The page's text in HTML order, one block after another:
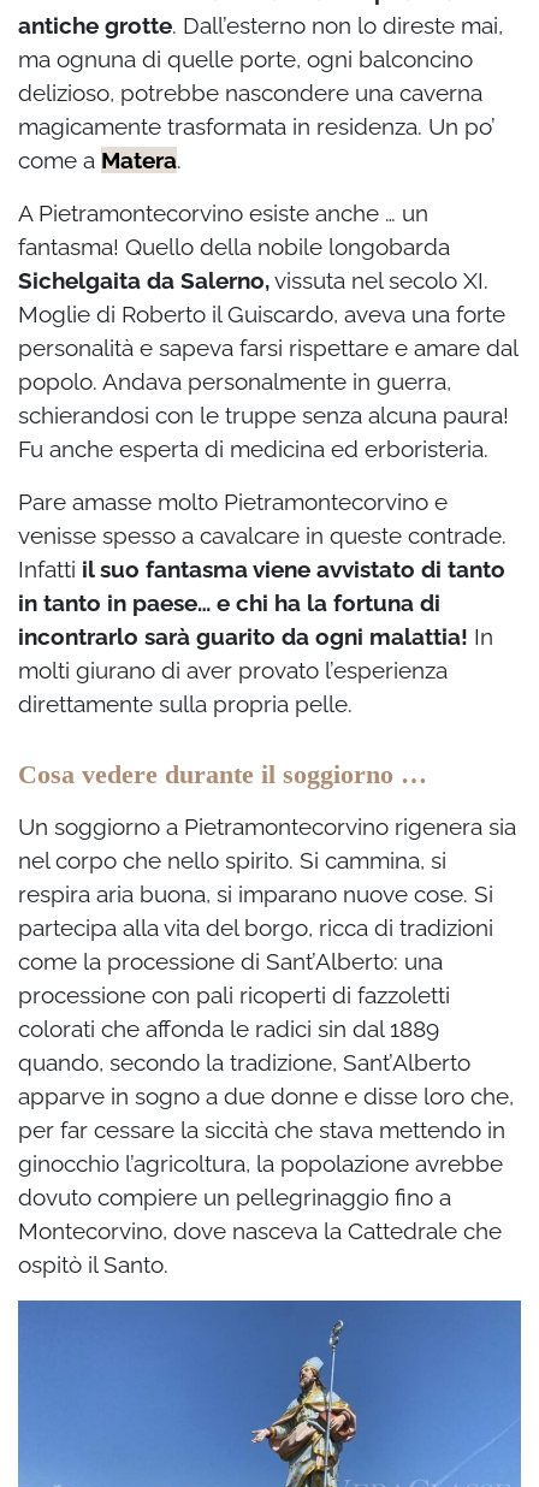
antiche grotte. Dall’esterno non lo direste mai,
ma ognuna di quelle porte, ogni balconcino
delizioso, potrebbe nascondere una caverna
magicamente trasformata in residenza. Un po’
come a Matera.
A Pietramontecorvino esiste anche … un
fantasma! Quello della nobile longobarda
Sichelgaita da Salerno,vissuta nel secolo XI.
Moglie di Roberto il Guiscardo, aveva una forte
personalità e sapeva farsi rispettare e amare dal
popolo. Andava personalmente in guerra,
schierandosi con le truppe senza alcuna paura!
Fu anche esperta di medicina ed erboristeria.
Pare amasse molto Pietramontecorvino e
venisse spesso a cavalcare in queste contrade.
Infatti il suo fantasma viene avvistato di tanto
in tanto in paese… e chi ha la fortuna di
incontrarlo sarà guarito da ogni malattia! In
molti giurano di aver provato l’esperienza
direttamente sulla propria pelle.
Cosa vedere durante il soggiorno …
Un soggiorno a Pietramontecorvino rigenera sia
nel corpo che nello spirito. Si cammina, si
respira aria buona, si imparano nuove cose. Si
partecipa alla vita del borgo, ricca di tradizioni
come la processione di Sant’Alberto: una
processione con pali ricoperti di fazzoletti
colorati che affonda le radici sin dal 1889
quando, secondo la tradizione, Sant’Alberto
apparve in sogno a due donne e disse loro che,
per far cessare la siccità che stava mettendo in
ginocchio l’agricoltura, la popolazione avrebbe
dovuto compiere un pellegrinaggio fino a
Montecorvino, dove nasceva la Cattedrale che
ospitò il Santo.